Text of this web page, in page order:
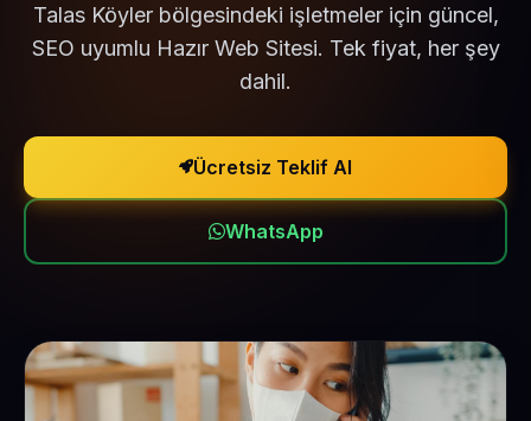
Talas Köyler bölgesindeki işletmeler için güncel,
SEO uyumlu Hazır Web Sitesi. Tek fiyat, her şey
dahil.
Ücretsiz Teklif Al
WhatsApp